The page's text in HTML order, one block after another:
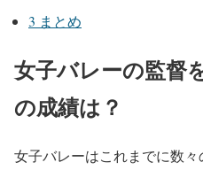
3 まとめ
女子バレーの監督
の成績は？
女子バレーはこれまでに数